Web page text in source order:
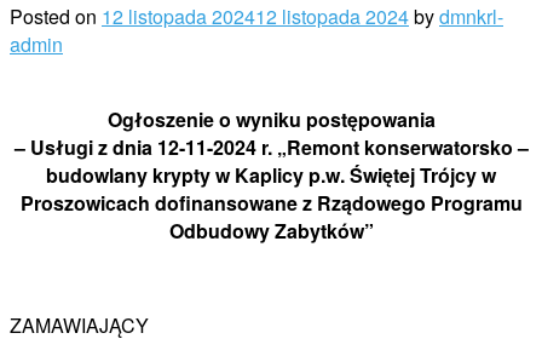
Posted on 12 listopada 202412 listopada 2024bydmnkrl-
admin
Ogłoszenie o wyniku postępowania
– Usługi z dnia 12-11-2024 r. „Remont konserwatorsko –
budowlany krypty w Kaplicy p.w. Świętej Trójcy w
Proszowicach dofinansowane z Rządowego Programu
Odbudowy Zabytków”
ZAMAWIAJĄCY